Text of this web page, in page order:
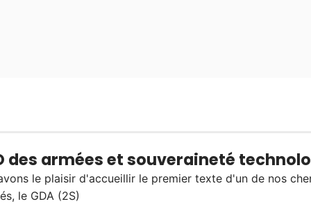
des armées et souveraineté
le plaisir d'accueillir le premier texte d'un de nos
le GDA (2S)